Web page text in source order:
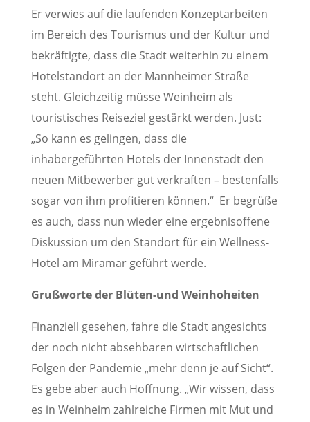
Er verwies auf die laufenden Konzeptarbeiten
im Bereich des Tourismus und der Kultur und
bekräftigte, dass die Stadt weiterhin zu einem
Hotelstandort an der Mannheimer Straße
steht. Gleichzeitig müsse Weinheim als
touristisches Reiseziel gestärkt werden. Just:
„So kann es gelingen, dass die
inhabergeführten Hotels der Innenstadt den
neuen Mitbewerber gut verkraften – bestenfalls
sogar von ihm profitieren können.“ Er begrüße
es auch, dass nun wieder eine ergebnisoffene
Diskussion um den Standort für ein Wellness-
Hotel am Miramar geführt werde.
Grußworte der Blüten-und Weinhoheiten
Finanziell gesehen, fahre die Stadt angesichts
der noch nicht absehbaren wirtschaftlichen
Folgen der Pandemie „mehr denn je auf Sicht“.
Es gebe aber auch Hoffnung. „Wir wissen, dass
es in Weinheim zahlreiche Firmen mit Mut und